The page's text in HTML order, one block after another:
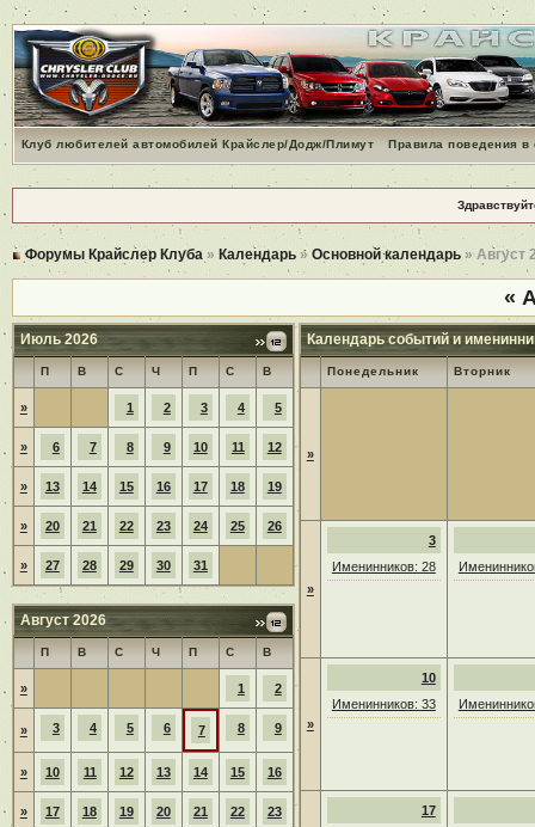
Клуб любителей автомобилей Крайслер/Додж/Плимут Правила поведения
Форумы Крайслер Клуба » Календарь» Основной календарь» Август
«
Июль 2026
П В С Ч П С В
» 1 2 3 4 5
» 6 7 8 9 10 11 12
» 13 14 15 16 17 18 19
» 20 21 22 23 24 25 26
» 27 28 29 30 31
Август 2026
П В С Ч П С В
» 1 2
» 3 4 5 6 7 8 9
» 10 11 12 13 14 15 16
» 17 18 19 20 21 22 23
Календарь событий и
Понедельник Вторник
»
»
3
Именинников: 28
»
10
Именинников: 33
17